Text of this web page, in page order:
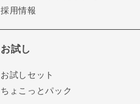
採用情報
お試し
お試しセット
ちょこっとパック